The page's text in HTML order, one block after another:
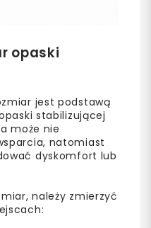
opaski
jest podstawą
stabilizującej
może nie
natomiast
dyskomfort lub
należy zmierzyć